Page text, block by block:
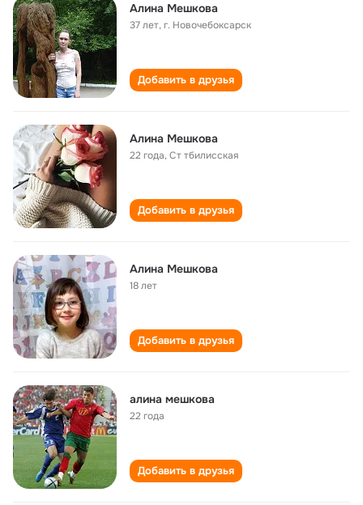
Алина Мешкова
37 лет,г. Новочебоксарск
Добавить в друзья
Алина Мешкова
22 года,Ст тбилисская
Добавить в друзья
Алина Мешкова
18 лет
Добавить в друзья
алина мешкова
22 года
Добавить в друзья